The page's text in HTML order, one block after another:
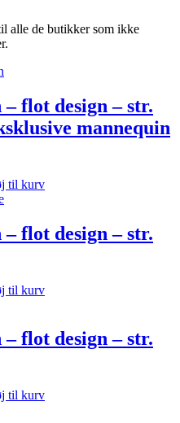
alle de butikker som ikke
flot design – str.
mannequin
til kurv
flot design – str.
til kurv
flot design – str.
til kurv